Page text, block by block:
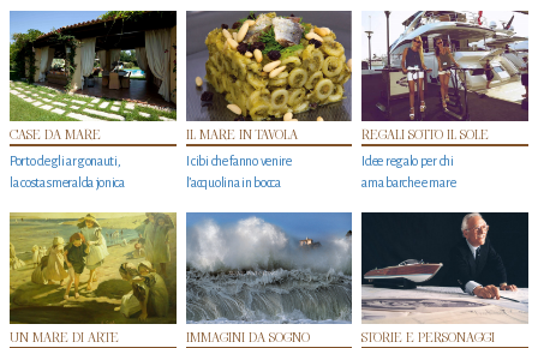
CASE DA MARE
Porto degli argonauti,
la costa smeralda jonica
IL MARE IN TAVOLA
I cibi che fanno venire
l’acquolina in bocca
REGALI SOTTO IL SOLE
Idee regalo per chi
ama barche e mare
UN MARE DI ARTE IMMAGINI DA SOGNO STORIE E PERSONAGGI